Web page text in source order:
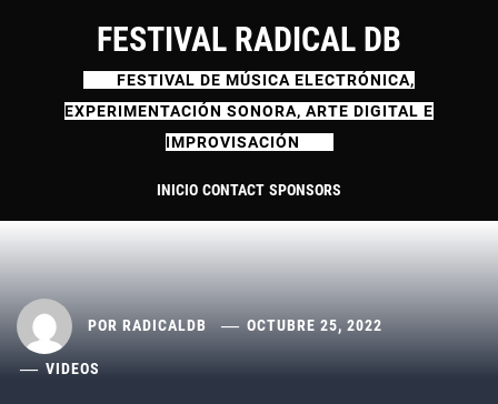
contenido
FESTIVAL RADICAL DB
FESTIVAL DE MÚSICA ELECTRÓNICA,
EXPERIMENTACIÓN SONORA, ARTE DIGITAL E
IMPROVISACIÓN
INICIO CONTACT SPONSORS
POR RADICALDB OCTUBRE 25, 2022
VIDEOS